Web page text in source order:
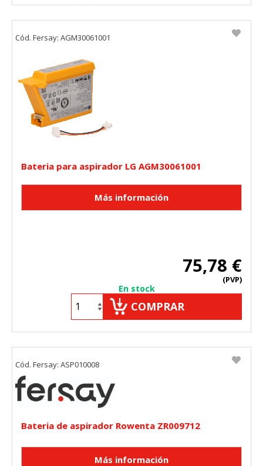
Bateria para aspirador LG AGM30061001
75,78 €
(PVP)
En stock
COMPRAR
Cód. Fersay: AGM30061001
Bateria de aspirador Rowenta ZR009712
Cód. Fersay: ASP010008